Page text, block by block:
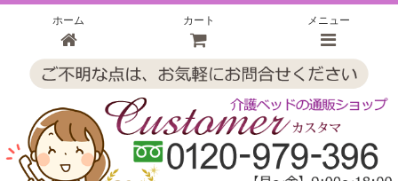
ホーム カート メニュー